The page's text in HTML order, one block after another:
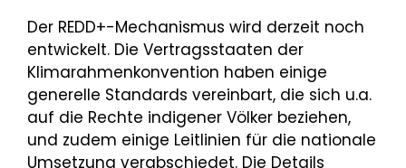
Der REDD+-Mechanismus wird derzeit noch
entwickelt. Die Vertragsstaaten der
Klimarahmenkonvention haben einige
generelle Standards vereinbart, die sich u.a.
auf die Rechte indigener Völker beziehen,
und zudem einige Leitlinien für die nationale
Umsetzung verabschiedet. Die Details